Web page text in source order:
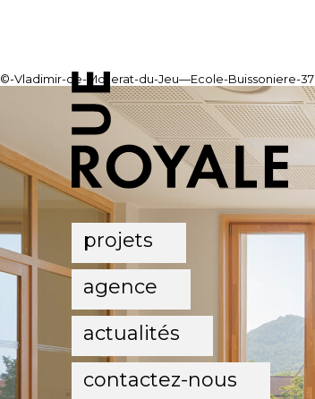
projets
agence
actualités
contactez-nous
©-Vladimir-de-Mollerat-du-Jeu—Ecole-Buissoniere-37